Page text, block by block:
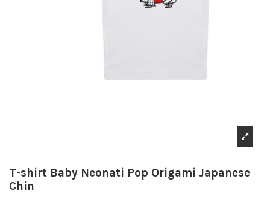
T-shirt Baby Neonati Pop Origami Japanese
Chin